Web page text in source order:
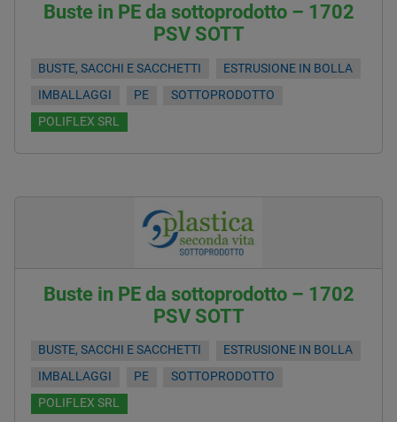
Buste in PE da sottoprodotto – 1702
PSV SOTT
BUSTE, SACCHI E SACCHETTI
ESTRUSIONE IN BOLLA
IMBALLAGGI
PE
SOTTOPRODOTTO
POLIFLEX SRL
Buste in PE da sottoprodotto – 1702
PSV SOTT
BUSTE, SACCHI E SACCHETTI
ESTRUSIONE IN BOLLA
IMBALLAGGI
PE
SOTTOPRODOTTO
POLIFLEX SRL